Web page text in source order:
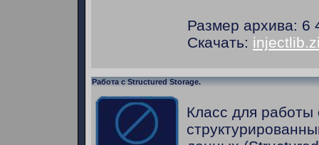
Размер архива: 6
Скачать:
Работа с Structured Storage.
Класс для работы